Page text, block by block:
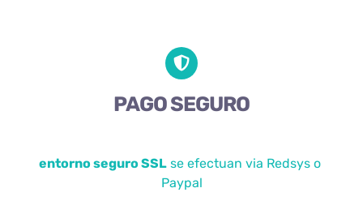
PAGO SEGURO
entorno seguro SSL se efectuan via Redsys o
Paypal